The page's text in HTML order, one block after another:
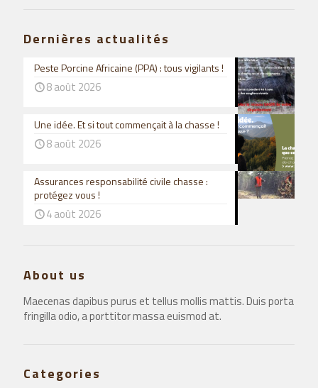
Dernières actualités
Peste Porcine Africaine (PPA) : tous vigilants !
8 août 2026
Une idée. Et si tout commençait à la chasse !
8 août 2026
Assurances responsabilité civile chasse :
protégez vous !
4 août 2026
About us
Maecenas dapibus purus et tellus mollis mattis. Duis porta
fringilla odio, a porttitor massa euismod at.
Categories